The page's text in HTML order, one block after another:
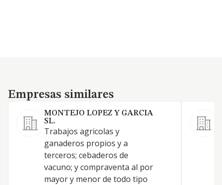
Empresas similares
Empresas similares
MONTEJO LOPEZ Y GARCIA
SL.
Trabajos agricolas y
ganaderos propios y a
terceros; cebaderos de
vacuno; y compraventa al por
mayor y menor de todo tipo